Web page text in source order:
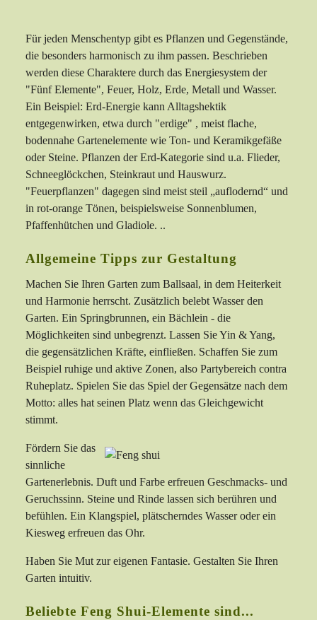
Für jeden Menschentyp gibt es Pflanzen und Gegenstände,
die besonders harmonisch zu ihm passen. Beschrieben
werden diese Charaktere durch das Energiesystem der
"Fünf Elemente", Feuer, Holz, Erde, Metall und Wasser.
Ein Beispiel: Erd-Energie kann Alltagshektik
entgegenwirken, etwa durch "erdige" , meist flache,
bodennahe Gartenelemente wie Ton- und Keramikgefäße
oder Steine. Pflanzen der Erd-Kategorie sind u.a. Flieder,
Schneeglöckchen, Steinkraut und Hauswurz.
"Feuerpflanzen" dagegen sind meist steil „auflodernd“ und
in rot-orange Tönen, beispielsweise Sonnenblumen,
Pfaffenhütchen und Gladiole. ..
Allgemeine Tipps zur Gestaltung
Machen Sie Ihren Garten zum Ballsaal, in dem Heiterkeit
und Harmonie herrscht. Zusätzlich belebt Wasser den
Garten. Ein Springbrunnen, ein Bächlein - die
Möglichkeiten sind unbegrenzt. Lassen Sie Yin & Yang,
die gegensätzlichen Kräfte, einfließen. Schaffen Sie zum
Beispiel ruhige und aktive Zonen, also Partybereich contra
Ruheplatz. Spielen Sie das Spiel der Gegensätze nach dem
Motto: alles hat seinen Platz wenn das Gleichgewicht
stimmt.
Fördern Sie das
sinnliche
Gartenerlebnis. Duft und Farbe erfreuen Geschmacks- und
Geruchssinn. Steine und Rinde lassen sich berühren und
befühlen. Ein Klangspiel, plätscherndes Wasser oder ein
Kiesweg erfreuen das Ohr.
Haben Sie Mut zur eigenen Fantasie. Gestalten Sie Ihren
Garten intuitiv.
Beliebte Feng Shui-Elemente sind...